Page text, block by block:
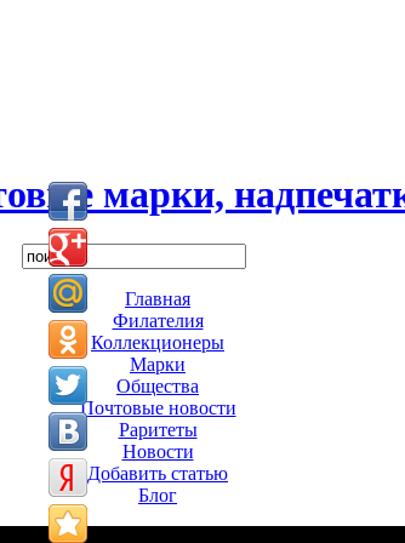
марки,
Главная
Филателия
Коллекционеры
Марки
Общества
Почтовые новости
Раритеты
Новости
Добавить статью
Блог